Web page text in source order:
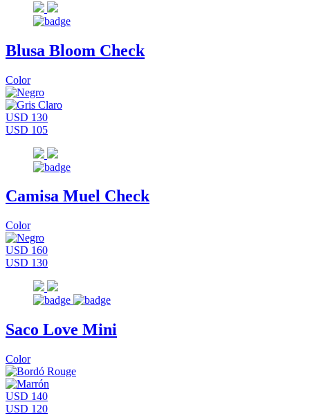
Blusa Bloom Check
Color
USD 130
USD 105
Camisa Muel Check
Color
USD 160
USD 130
Saco Love Mini
Color
USD 140
USD 120